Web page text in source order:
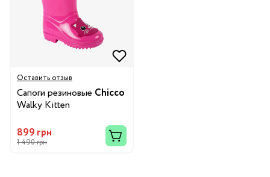
Оставить отзыв
Сапоги резиновые Chicco
Walky Kitten
899 грн
1 490 грн